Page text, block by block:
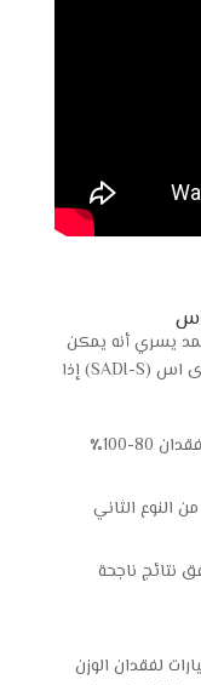
اس
يسري أنه يمكن
أن تكون مرشحًا مثاليًا لإجراء عملية السادى اس (SADI-S) إذا
تمتلك مؤشر كتلة الجسم > 50 أو تهتم بفقدان 80-100٪
الثاني
نتائج ناجحة
لفقدان الوزن